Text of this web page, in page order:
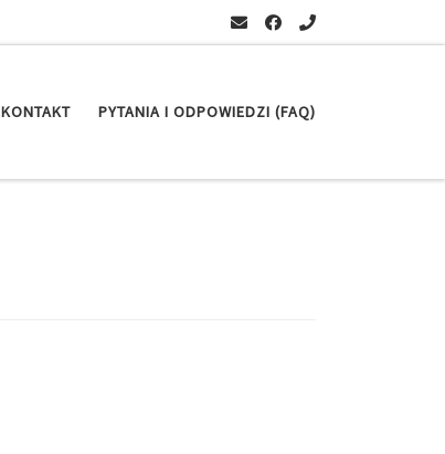
KONTAKT PYTANIA I ODPOWIEDZI (FAQ)